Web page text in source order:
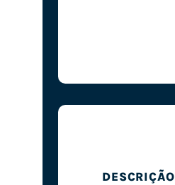
DESCRIÇÃO